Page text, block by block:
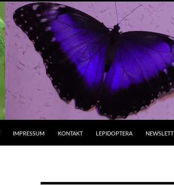
IMPRESSUM KONTAKT LEPIDOPTERA